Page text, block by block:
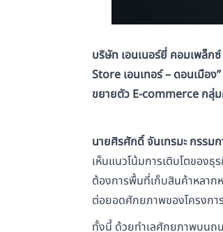
บริษัท เอนเนอร์ยี่ คอมเพล็ก
Store เอนเทอร์ – ดอนเมือ
ขยายตัว E-commerce กลุ่
นายศิรศักดิ์ จันเทรมะ กรรม
เห็นแนวโน้มการเติบโตของ
ต้องการพื้นที่เก็บสินค้าหลาก
ต่อยอดศักยภาพของโครงกา
ทั้งนี้ ด้วยทำเลศักยภาพบนถ